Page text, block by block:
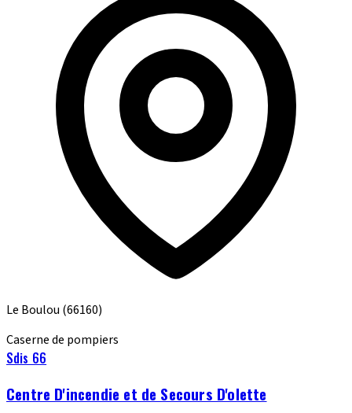
Le Boulou (66160)
Caserne de pompiers
Sdis 66
Centre D'incendie et de Secours D'olette